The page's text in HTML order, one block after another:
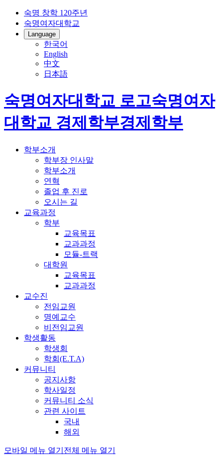
숙명 창학 120주년
숙명여자대학교
Language
한국어
English
中文
日本語
숙명여자대학교 로고숙명여자
대학교 경제학부경제학부
학부소개
학부장 인사말
학부소개
연혁
졸업 후 진로
오시는 길
교육과정
학부
교육목표
교과과정
모듈-트랙
대학원
교육목표
교과과정
교수진
전임교원
명예교수
비전임교원
학생활동
학생회
학회(E.T.A)
커뮤니티
공지사항
학사일정
커뮤니티 소식
관련 사이트
국내
해외
모바일 메뉴 열기 전체 메뉴 열기